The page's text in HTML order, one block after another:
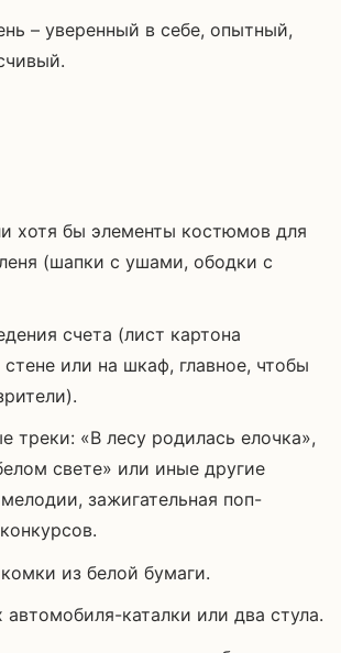
– уверенный в себе, опытный,
хотя бы элементы костюмов для
(шапки с ушами, ободки с
счета (лист картона
стене или на шкаф, главное, чтобы
треки: «В лесу родилась елочка»,
свете» или иные другие
зажигательная поп-
из белой бумаги.
автомобиля-каталки или два стула.